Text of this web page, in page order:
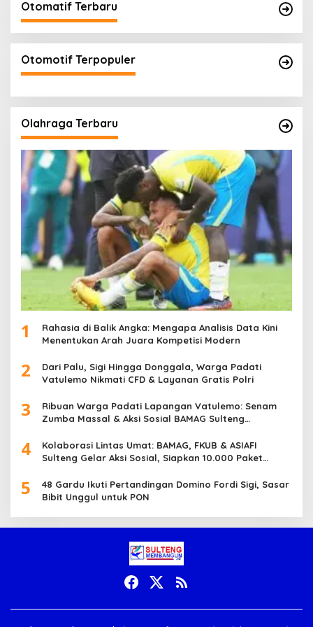
Otomatif Terbaru
Otomotif Terpopuler
Olahraga Terbaru
1
Rahasia di Balik Angka: Mengapa Analisis Data Kini
Menentukan Arah Juara Kompetisi Modern
2
Dari Palu, Sigi Hingga Donggala, Warga Padati
Vatulemo Nikmati CFD & Layanan Gratis Polri
3
Ribuan Warga Padati Lapangan Vatulemo: Senam
Zumba Massal & Aksi Sosial BAMAG Sulteng
4
Kolaborasi Lintas Umat: BAMAG, FKUB & ASIAFI
Sulteng Gelar Aksi Sosial, Siapkan 10.000 Paket
5
48 Gardu Ikuti Pertandingan Domino Fordi Sigi, Sasar
Bibit Unggul untuk PON